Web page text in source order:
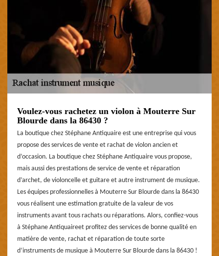
Voulez-vous rachetez un violon à Mouterre Sur
Blourde dans la 86430 ?
La boutique chez Stéphane Antiquaire est une entreprise qui vous
propose des services de vente et rachat de violon ancien et
d’occasion. La boutique chez Stéphane Antiquaire vous propose,
mais aussi des prestations de service de vente et réparation
d’archet, de violoncelle et guitare et autre instrument de musique.
Les équipes professionnelles à Mouterre Sur Blourde dans la 86430
vous réalisent une estimation gratuite de la valeur de vos
instruments avant tous rachats ou réparations. Alors, confiez-vous
à Stéphane Antiquaireet profitez des services de bonne qualité en
matière de vente, rachat et réparation de toute sorte
d’instruments de musique à Mouterre Sur Blourde dans la 86430 !